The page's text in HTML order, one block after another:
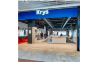
Voir
la
fiche